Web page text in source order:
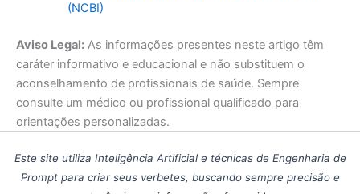
(NCBI)
Aviso Legal: As informações presentes neste artigo têm
caráter informativo e educacional e não substituem o
aconselhamento de profissionais de saúde. Sempre
consulte um médico ou profissional qualificado para
orientações personalizadas.
Este site utiliza Inteligência Artificial e técnicas de Engenharia de
Prompt para criar seus verbetes, buscando sempre precisão e